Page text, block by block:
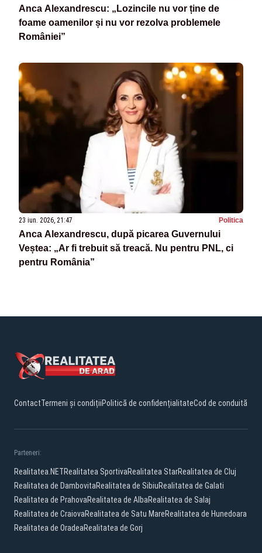
Anca Alexandrescu: „Lozincile nu vor ține de
foame oamenilor și nu vor rezolva problemele
României”
23 iun. 2026, 21:47 Politica
Anca Alexandrescu, după picarea Guvernului
Veștea: „Ar fi trebuit să treacă. Nu pentru PNL, ci
pentru România”
ContactTermeni și condițiiPolitică de confidențialitateCod de conduită
Parteneri:
Realitatea.NETRealitatea SportivaRealitatea StarRealitatea de Cluj
Realitatea de DambovitaRealitatea de SibiuRealitatea de Galati
Realitatea de PrahovaRealitatea de AlbaRealitatea de Salaj
Realitatea de CraiovaRealitatea de Satu MareRealitatea de Hunedoara
Realitatea de OradeaRealitatea de Gorj